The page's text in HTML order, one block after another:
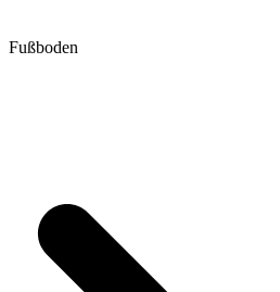
Fußboden